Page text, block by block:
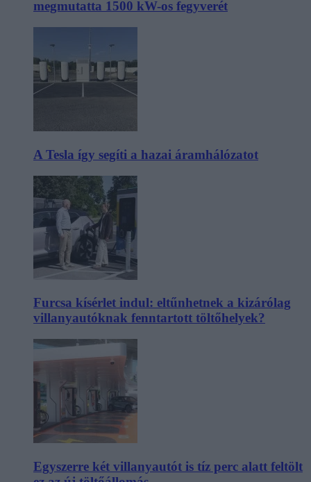
megmutatta 1500 kW-os fegyverét
A Tesla így segíti a hazai áramhálózatot
Furcsa kísérlet indul: eltűnhetnek a kizárólag
villanyautóknak fenntartott töltőhelyek?
Egyszerre két villanyautót is tíz perc alatt feltölt